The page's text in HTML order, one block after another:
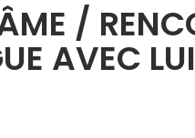
/
AVEC